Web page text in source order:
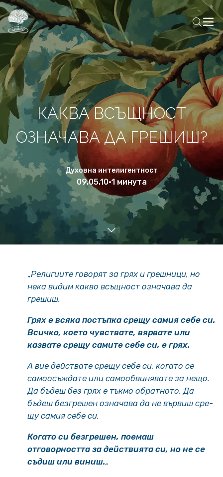
КАКВА ВСЪЩНОСТ
ОЗНАЧАВА ДА ГРЕШИШ?
Духовна интелигентност
09.05.10•1 минута
„Религиите гово­рят за грях и грешници, но
нека видим какво всъщност означава да
грешиш.
Грях е всяка постъпка сре­щу самия себе си.
Всичко, което чувствате, вярвате или
казвате срещу самите себе си, е грях.
А вие действате срещу себе си, когато се
самоосъждате или самообвинявате за нещо.
Да бъдеш без грях е тъкмо обрат­ното. Да
бъдеш безгрешен означава да не вървиш сре­
щу самия себе си.
Когато си безгрешен, поемаш
отговорността за действията си, но не се
съдиш или ви­ниш.„